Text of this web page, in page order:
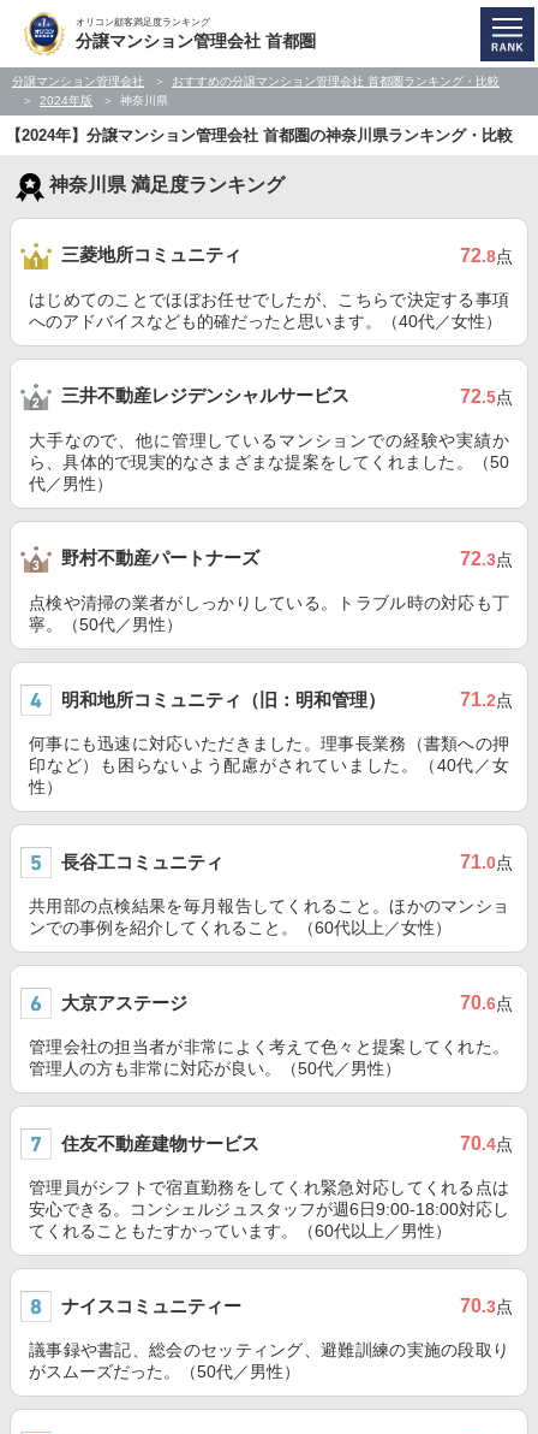
オリコン顧客満足度ランキング
分譲マンション管理会社 首都圏
分譲マンション管理会社
おすすめの分譲マンション管理会社 首都圏ランキング・比較
2024年版
神奈川県
【2024年】分譲マンション管理会社 首都圏の神奈川県ランキング・比較
神奈川県 満足度ランキング
三菱地所コミュニティ 72.8点
はじめてのことでほぼお任せでしたが、こちらで決定する事項
へのアドバイスなども的確だったと思います。（40代／女性）
三井不動産レジデンシャルサービス 72.5点
大手なので、他に管理しているマンションでの経験や実績か
ら、具体的で現実的なさまざまな提案をしてくれました。（50
代／男性）
野村不動産パートナーズ 72.3点
点検や清掃の業者がしっかりしている。トラブル時の対応も丁
寧。（50代／男性）
明和地所コミュニティ（旧：明和管理） 71.2点
何事にも迅速に対応いただきました。理事長業務（書類への押
印など）も困らないよう配慮がされていました。（40代／女
性）
長谷工コミュニティ 71.0点
共用部の点検結果を毎月報告してくれること。ほかのマンショ
ンでの事例を紹介してくれること。（60代以上／女性）
大京アステージ 70.6点
管理会社の担当者が非常によく考えて色々と提案してくれた。
管理人の方も非常に対応が良い。（50代／男性）
住友不動産建物サービス 70.4点
管理員がシフトで宿直勤務をしてくれ緊急対応してくれる点は
安心できる。コンシェルジュスタッフが週6日9:00-18:00対応し
てくれることもたすかっています。（60代以上／男性）
ナイスコミュニティー 70.3点
議事録や書記、総会のセッティング、避難訓練の実施の段取り
がスムーズだった。（50代／男性）